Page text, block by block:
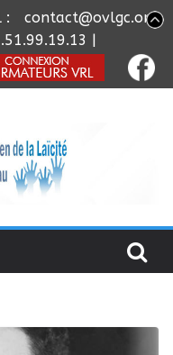
:
contact@ovlgc.org
|